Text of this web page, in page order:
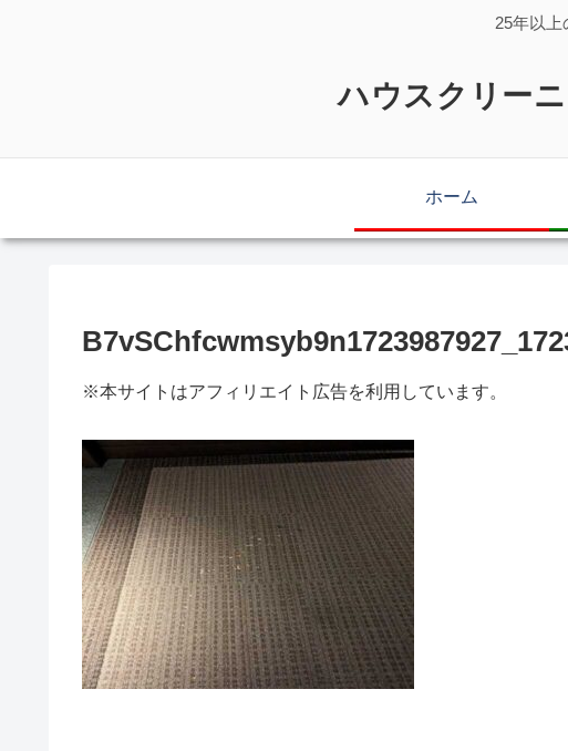
25年以
ハウスクリー
ホーム
※本サイトはアフィリエイト広告を利用しています。